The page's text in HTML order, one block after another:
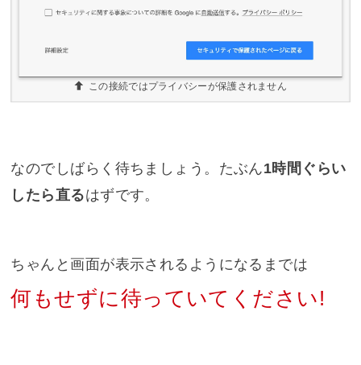
この接続ではプライバシーが保護されません
なのでしばらく待ちましょう。たぶん1時間ぐらい
したら直るはずです。
ちゃんと画面が表示されるようになるまでは
何もせずに待っていてください!